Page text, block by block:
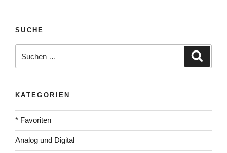
SUCHE
nach:
KATEGORIEN
* Favoriten
Analog und Digital